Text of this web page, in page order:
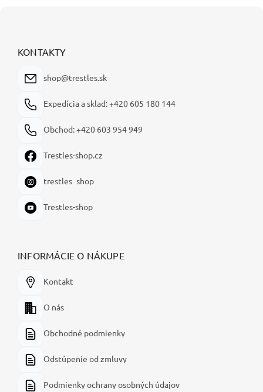
KONTAKTY
shop@trestles.sk
Expedícia a sklad: +420 605 180 144
Obchod: +420 603 954 949
Trestles-shop.cz
trestles_shop
Trestles-shop
INFORMÁCIE O NÁKUPE
Kontakt
O nás
Obchodné podmienky
Odstúpenie od zmluvy
Podmienky ochrany osobných údajov